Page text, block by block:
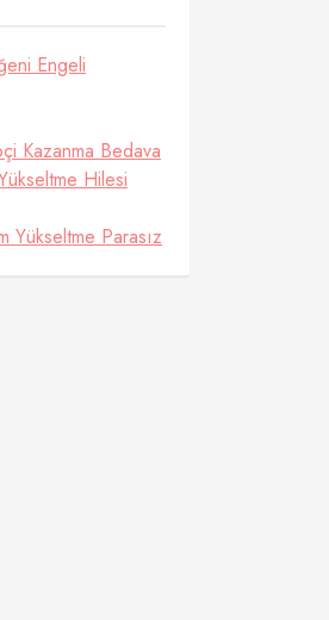
Engeli
Kazanma Bedava
Hilesi
Yükseltme Parasız